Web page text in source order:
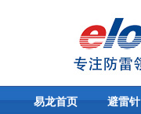
易龙首页 避雷针